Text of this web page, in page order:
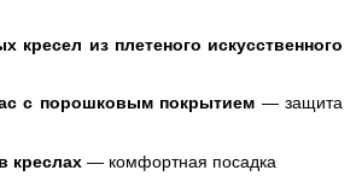
кресел из плетеного искусственного
с порошковым покрытием — защита
креслах — комфортная посадка